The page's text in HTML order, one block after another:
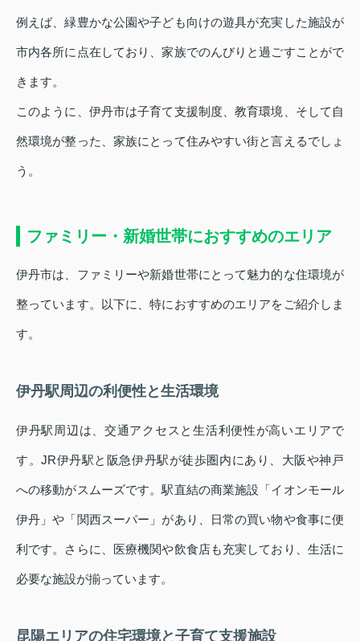
例えば、緑豊かな公園や子ども向けの遊具が充実した施設が
市内各所に点在しており、家族でのんびりと過ごすことがで
きます。
このように、伊丹市は子育て支援制度、教育環境、そして自
然環境が整った、家族にとって住みやすい街と言えるでしょ
う。
ファミリー・新婚世帯におすすめのエリア
伊丹市は、ファミリーや新婚世帯にとって魅力的な住環境が
整っています。以下に、特におすすめのエリアをご紹介しま
す。
伊丹駅周辺の利便性と生活環境
伊丹駅周辺は、交通アクセスと生活利便性が高いエリアで
す。JR伊丹駅と阪急伊丹駅が徒歩圏内にあり、大阪や神戸
への移動がスムーズです。駅直結の商業施設「イオンモール
伊丹」や「関西スーパー」があり、日常の買い物や食事に便
利です。さらに、医療機関や飲食店も充実しており、生活に
必要な施設が揃っています。
昆陽エリアの住宅環境と子育て支援施設